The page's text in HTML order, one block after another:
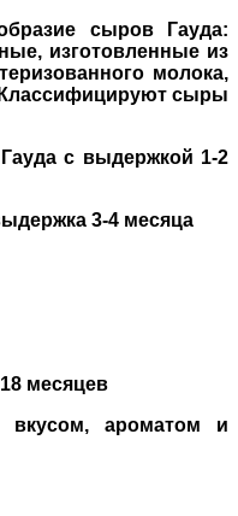
сыров Гауда:
изготовленные из
молока,
сыры
с выдержкой 1-2
3-4 месяца
месяцев
вкусом, ароматом и